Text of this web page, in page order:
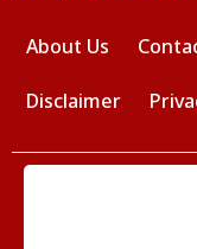
About Us
Disclaimer